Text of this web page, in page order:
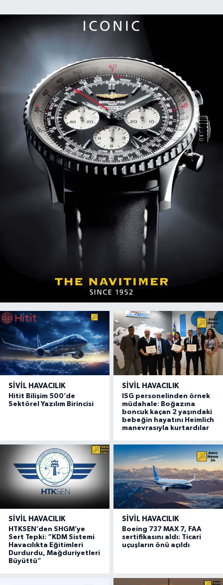
SIVIL HAVACILIK
Hitit Bilişim 500’de
Sektörel Yazılım Birincisi
SIVIL HAVACILIK
ISG personelinden örnek
müdahale: Boğazına
boncuk kaçan 2 yaşındaki
bebeğin hayatını Heimlich
manevrasıyla kurtardılar
SIVIL HAVACILIK
HTKSEN’den SHGM’ye
Sert Tepki: “KDM Sistemi
Havacılıkta Eğitimleri
Durdurdu, Mağduriyetleri
Büyüttü”
SIVIL HAVACILIK
Boeing 737 MAX 7, FAA
sertifikasını aldı: Ticari
uçuşların önü açıldı